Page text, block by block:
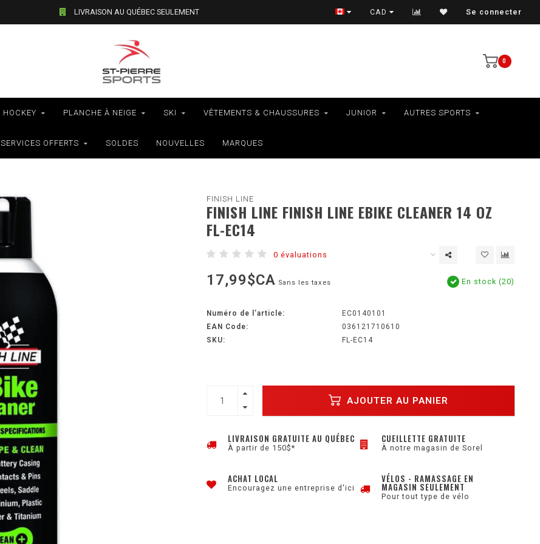
LIVRAISON AU QUÉBEC SEULEMENT VÉLOS - RAMASSAGE EN MAGASIN SEULEMENT
CAD Se connecter
0
HOCKEY PLANCHE À NEIGE SKI VÊTEMENTS & CHAUSSURES JUNIOR AUTRES SPORTS
SERVICES OFFERTS SOLDES NOUVELLES MARQUES
FINISH LINE
FINISH LINE FINISH LINE EBIKE CLEANER 14 OZ
FL-EC14
0 évaluations
17,99$CA Sans les taxes En stock (20)
Numéro de l'article:
EC0140101
EAN Code:
036121710610
SKU:
FL-EC14
AJOUTER AU PANIER
LIVRAISON GRATUITE AU QUÉBEC
À partir de 150$*
CUEILLETTE GRATUITE
À notre magasin de Sorel
ACHAT LOCAL
Encouragez une entreprise d'ici
VÉLOS - RAMASSAGE EN
MAGASIN SEULEMENT
Pour tout type de vélo